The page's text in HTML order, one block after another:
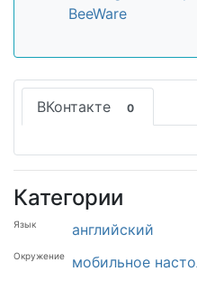
BeeWare
ВКонтакте 0
Категории
Язык английский
Окружение мобильное